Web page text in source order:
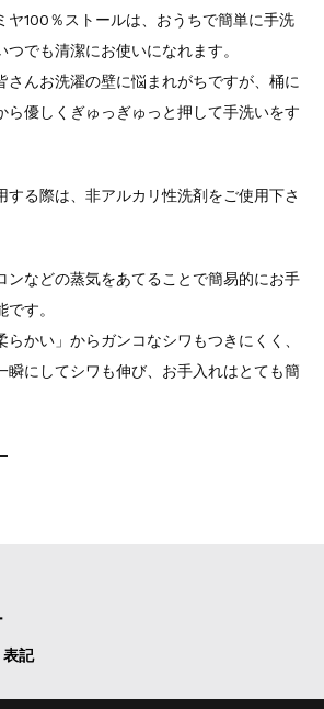
ヤ100％ストールは、おうちで簡単に手洗
でも清潔にお使いになれます。
さんお洗濯の壁に悩まれがちですが、桶に
ら優しくぎゅっぎゅっと押して手洗いをす
る際は、非アルカリ性洗剤をご使用下さ
ンなどの蒸気をあてることで簡易的にお手
す。
かい」からガンコなシワもつきにくく、
瞬にしてシワも伸び、お手入れはとても簡
表記